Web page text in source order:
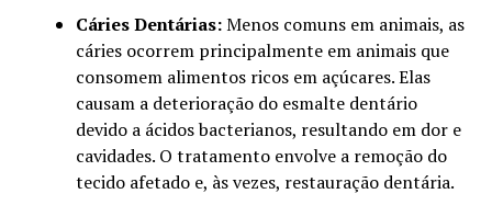
CáriesDentárias:Menos comuns em animais, as
cáries ocorrem principalmente em animais que
consomem alimentos ricos em açúcares. Elas
causam a deterioração do esmalte dentário
devido a ácidos bacterianos, resultando em dor e
cavidades. O tratamento envolve a remoção do
tecido afetado e, às vezes, restauração dentária.